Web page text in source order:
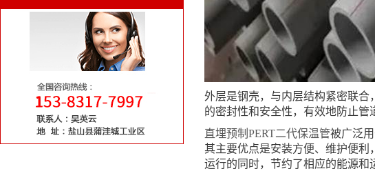
外层是钢壳，与内层结构紧密联
的密封性和安全性，有效地防止管
直埋预制PERT二代保温管被广泛
其主要优点是安装方便、维护便
运行的同时，节约了相应的能源和